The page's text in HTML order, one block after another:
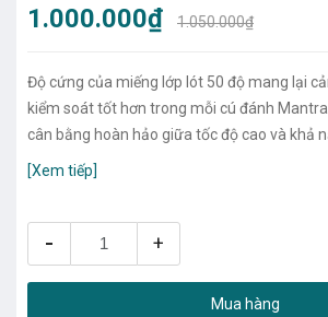
1.000.000₫ 1.050.000₫
Độ cứng của miếng lớp lót 50 độ mang lại
kiểm soát tốt hơn trong mỗi cú đánh
cân bằng hoàn hảo giữa tốc độ cao và khả
[Xem tiếp]
- +
Mua hàng